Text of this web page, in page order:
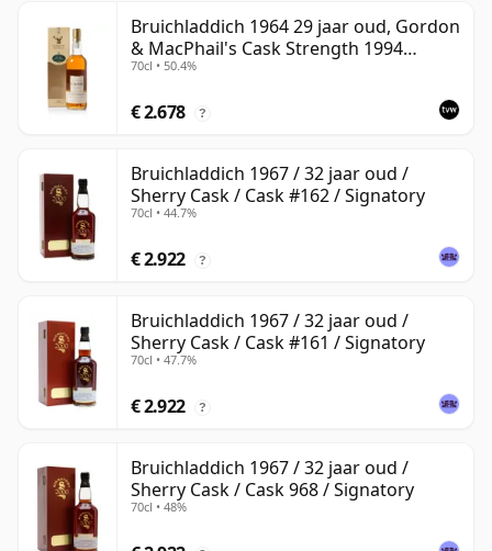
Bruichladdich 1964 29 jaar oud, Gordon
& MacPhail's Cask Strength 1994
Bottling
70cl • 50.4%
€ 2.678 ?
Bruichladdich 1967 / 32 jaar oud /
Sherry Cask / Cask #162 / Signatory
70cl • 44.7%
€ 2.922 ?
Bruichladdich 1967 / 32 jaar oud /
Sherry Cask / Cask #161 / Signatory
70cl • 47.7%
€ 2.922 ?
Bruichladdich 1967 / 32 jaar oud /
Sherry Cask / Cask 968 / Signatory
70cl • 48%